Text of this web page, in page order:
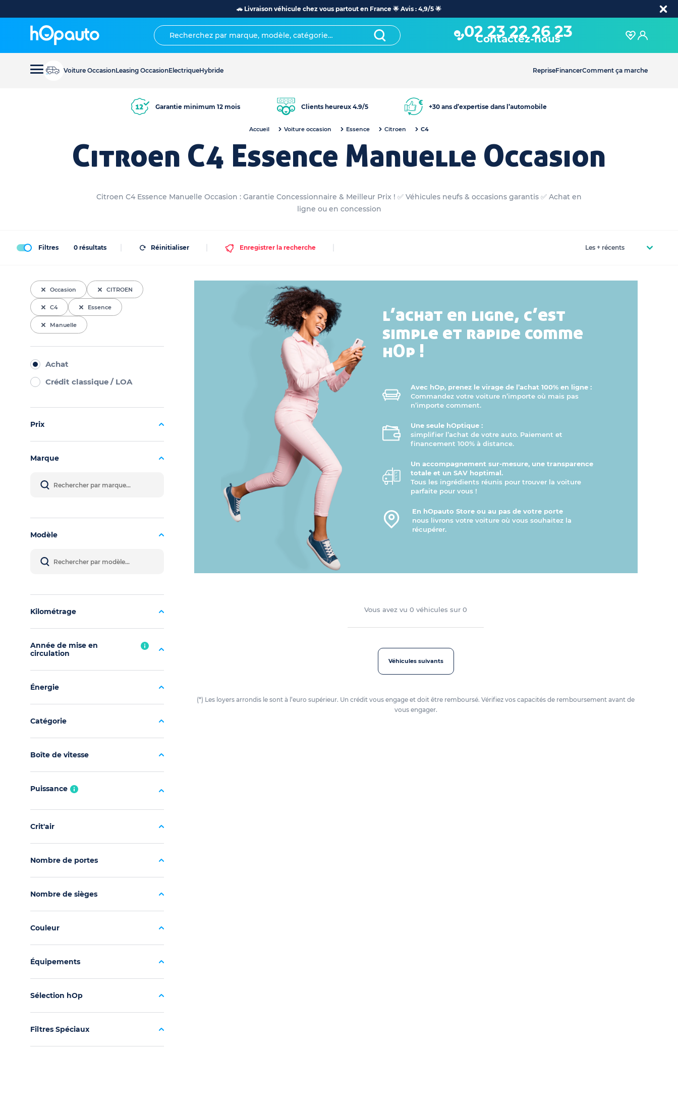
🚗 Livraison véhicule chez vous partout en France 🌟 Avis : 4,9/5 🌟
02 23 22 26 23
Contactez-nous
Voiture OccasionLeasing OccasionElectriqueHybride RepriseFinancerComment ça marche
Garantie minimum 12 mois Clients heureux 4.9/5 +30 ans d’expertise dans l’automobile
Accueil Voiture occasion Essence Citroen C4
Citroen C4 Essence Manuelle Occasion
Citroen C4 Essence Manuelle Occasion : Garantie Concessionnaire & Meilleur Prix ! ✅ Véhicules neufs & occasions garantis ✅ Achat en
ligne ou en concession
Filtres 0 résultats Réinitialiser Enregistrer la recherche
Occasion CITROEN
C4 Essence
Manuelle
Achat
Crédit classique / LOA
Prix
Marque
Modèle
Kilométrage
Année de mise en
circulation
Énergie
Catégorie
Boîte de vitesse
Puissance
Crit'air
Nombre de portes
Nombre de sièges
Couleur
Équipements
Sélection hOp
Filtres Spéciaux
l’achat en ligne, c’est
simple et rapide comme
hOp !
Avec hOp, prenez le virage de l’achat 100% en ligne :
Commandez votre voiture n’importe où mais pas
n’importe comment.
Une seule hOptique :
simplifier l’achat de votre auto. Paiement et
financement 100% à distance.
Un accompagnement sur-mesure, une transparence
totale et un SAV hoptimal.
Tous les ingrédients réunis pour trouver la voiture
parfaite pour vous !
En hOpauto Store ou au pas de votre porte
nous livrons votre voiture où vous souhaitez la
récupérer.
Vous avez vu 0véhicules sur0
Véhicules suivants
(*) Les loyers arrondis le sont à l’euro supérieur. Un crédit vous engage et doit être remboursé. Vérifiez vos capacités de remboursement avant de
vous engager.